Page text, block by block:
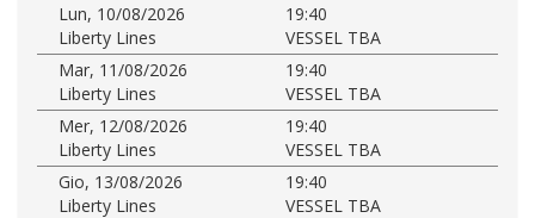
Lun, 10/08/2026
19:40
Liberty Lines
VESSEL TBA
Mar, 11/08/2026
19:40
Liberty Lines
VESSEL TBA
Mer, 12/08/2026
19:40
Liberty Lines
VESSEL TBA
Gio, 13/08/2026
19:40
Liberty Lines
VESSEL TBA